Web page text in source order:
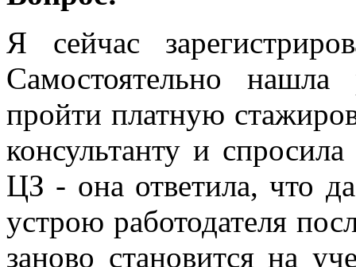
Я сейчас
Самостоятельно
пройти платную
консультанту и
ЦЗ - она ответила, что
устрою работодателя
заново становится на